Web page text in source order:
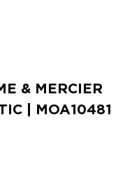
& MERCIER
| MOA10481